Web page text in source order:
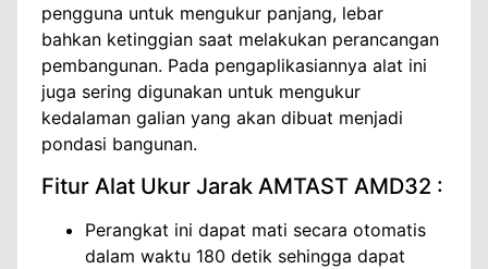
pengguna untuk mengukur panjang, lebar
bahkan ketinggian saat melakukan perancangan
pembangunan. Pada pengaplikasiannya alat ini
juga sering digunakan untuk mengukur
kedalaman galian yang akan dibuat menjadi
pondasi bangunan.
Fitur Alat Ukur Jarak AMTAST AMD32 :
Perangkat ini dapat mati secara otomatis
dalam waktu 180 detik sehingga dapat